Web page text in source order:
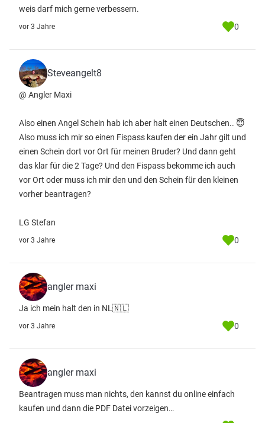
weis darf mich gerne verbessern.
vor 3 Jahre 0
Steveangelt8
@ Angler Maxi
Also einen Angel Schein hab ich aber halt einen Deutschen.. 😇
Also muss ich mir so einen Fispass kaufen der ein Jahr gilt und
einen Schein dort vor Ort für meinen Bruder? Und dann geht
das klar für die 2 Tage? Und den Fispass bekomme ich auch
vor Ort oder muss ich mir den und den Schein für den kleinen
vorher beantragen?
LG Stefan
vor 3 Jahre 0
angler maxi
Ja ich mein halt den in NL🇳🇱
vor 3 Jahre 0
angler maxi
Beantragen muss man nichts, den kannst du online einfach
kaufen und dann die PDF Datei vorzeigen…